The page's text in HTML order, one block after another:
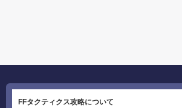
FFタクティクス攻略について